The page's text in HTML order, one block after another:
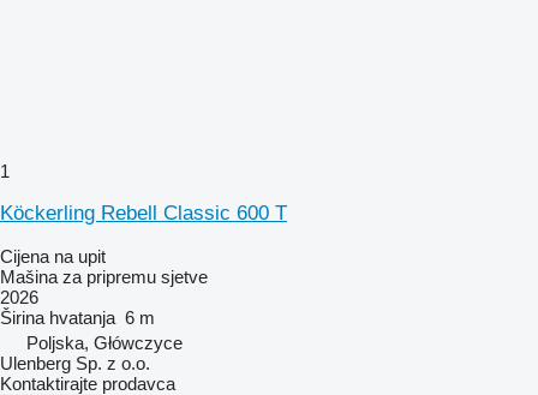
1
Köckerling Rebell Classic 600 T
Cijena na upit
Mašina za pripremu sjetve
2026
Širina hvatanja 6 m
Poljska, Główczyce
Ulenberg Sp. z o.o.
Kontaktirajte prodavca